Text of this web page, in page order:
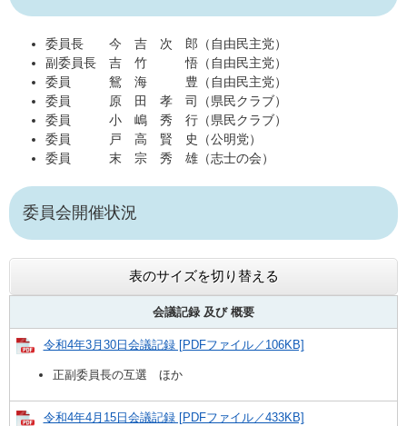
委員長 今 吉 次 郎（自由民主党）
副委員長 吉 竹 悟（自由民主党）
委員 鴛 海 豊（自由民主党）
委員 原 田 孝 司（県民クラブ）
委員 小 嶋 秀 行（県民クラブ）
委員 戸 高 賢 史（公明党）
委員 末 宗 秀 雄（志士の会）
委員会開催状況
表のサイズを切り替える
会議記録 及び 概要
令和4年3月30日会議記録 [PDFファイル／106KB]
正副委員長の互選 ほか
令和4年4月15日会議記録 [PDFファイル／433KB]